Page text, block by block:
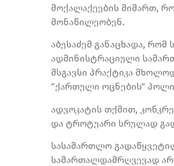
მოქალაქეების მიმართ,
მონაწილეობენ.
აბესაძემ განაცხადა, რომ
ადმინისტრაციული
მსგავსი პრაქტიკა
“ქართული ოცნების“
ადვოკატის თქმით,
და ტროტუარი სრულად
სასამართლო
სამართალდამრღვევად არ